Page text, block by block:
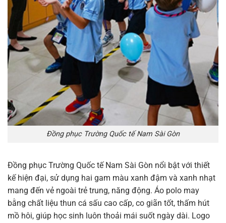
Đồng phục Trường Quốc tế Nam Sài Gòn
Đồng phục Trường Quốc tế Nam Sài Gòn nổi bật với thiết
kế hiện đại, sử dụng hai gam màu xanh đậm và xanh nhạt
mang đến vẻ ngoài trẻ trung, năng động. Áo polo may
bằng chất liệu thun cá sấu cao cấp, co giãn tốt, thấm hút
mồ hôi, giúp học sinh luôn thoải mái suốt ngày dài. Logo